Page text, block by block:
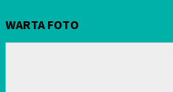
WARTA FOTO